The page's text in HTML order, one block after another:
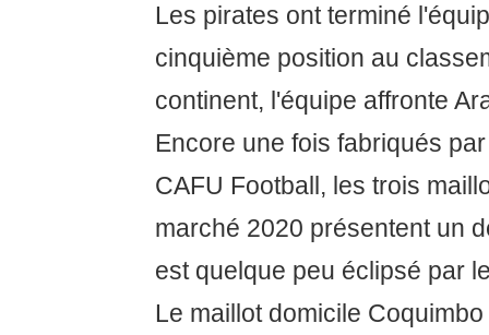
Les pirates ont terminé
cinquième position au
continent, l'équipe affronte
Encore une fois fabriqués
CAFU Football, les trois
marché 2020 présentent un
est quelque peu éclipsé par
Le maillot domicile